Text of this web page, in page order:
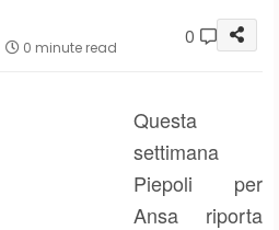
0 minute read 0
Questa
settimana
Piepoli per
Ansa riporta